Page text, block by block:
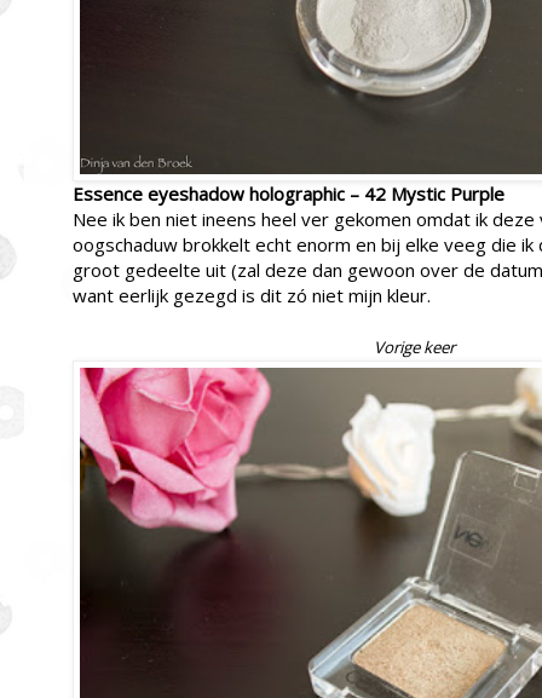
Essence eyeshadow holographic – 42 Mystic Purple
Nee ik ben niet ineens heel ver gekomen omdat ik
oogschaduw brokkelt echt enorm en bij elke veeg die
groot gedeelte uit (zal deze dan gewoon over de
want eerlijk gezegd is dit zó niet mijn kleur.
Vorige keer